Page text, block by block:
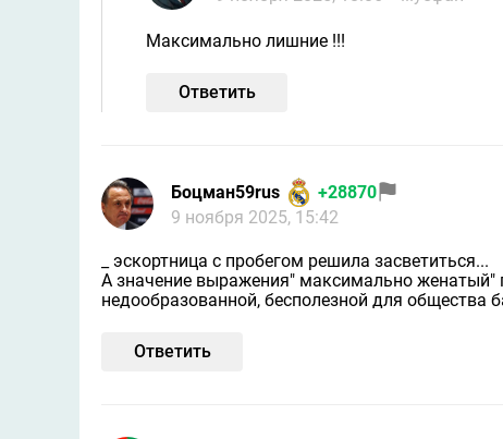
Максимально лишние !!!
Ответить
Боцман59rus
+28870
9 ноября 2025, 15:42
_ эскортница с пробегом решила засветиться...
А значение выражения" максимально женатый"
недообразованной, бесполезной для общества
Ответить